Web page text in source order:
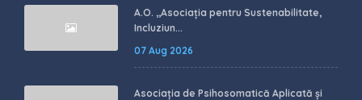
A.O. ,,Asociația pentru Sustenabilitate,
Incluziun...
07 Aug 2026
Asociația de Psihosomatică Aplicată și